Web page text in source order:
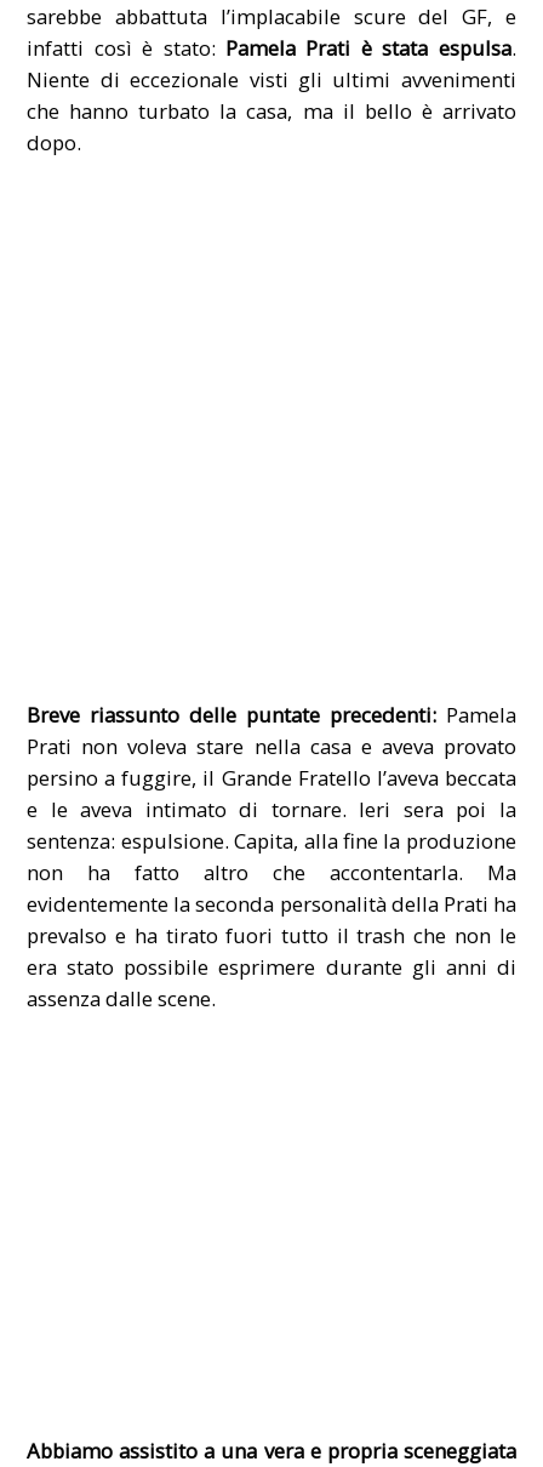
sarebbe abbattuta l’implacabile scure del GF, e
infatti così è stato: Pamela Prati è stata espulsa.
Niente di eccezionale visti gli ultimi avvenimenti
che hanno turbato la casa, ma il bello è arrivato
dopo.
Breve riassunto delle puntate precedenti:Pamela
Prati non voleva stare nella casa e aveva provato
persino a fuggire, il Grande Fratello l’aveva beccata
e le aveva intimato di tornare. Ieri sera poi la
sentenza: espulsione. Capita, alla fine la produzione
non ha fatto altro che accontentarla. Ma
evidentemente la seconda personalità della Prati ha
prevalso e ha tirato fuori tutto il trash che non le
era stato possibile esprimere durante gli anni di
assenza dalle scene.
Abbiamo assistito a una vera e propria sceneggiata